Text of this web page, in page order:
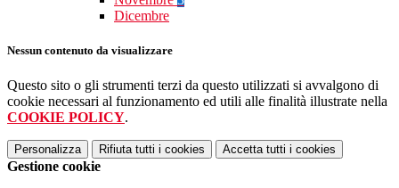
Dicembre
Nessun contenuto da visualizzare
Questo sito o gli strumenti terzi da questo utilizzati si avvalgono di
cookie necessari al funzionamento ed utili alle finalità illustrate nella
COOKIE POLICY.
Personalizza Rifiuta tutti i cookies Accetta tutti i cookies
Gestione cookie